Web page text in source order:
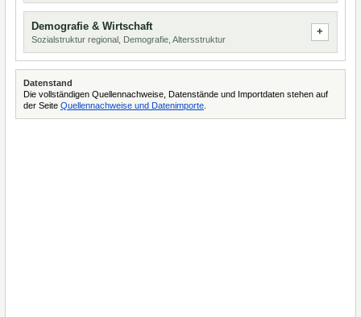
Demografie & Wirtschaft
Sozialstruktur regional, Demografie, Altersstruktur
Datenstand
Die vollständigen Quellennachweise, Datenstände und Importdaten stehen auf
der Seite Quellennachweise und Datenimporte